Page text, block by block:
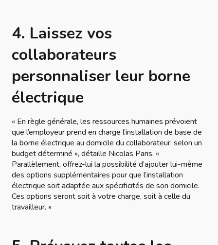
4. Laissez vos
collaborateurs
personnaliser leur borne
électrique
« En règle générale, les ressources humaines prévoient
que l’employeur prend en charge l’installation de base de
la borne électrique au domicile du collaborateur, selon un
budget déterminé », détaille Nicolas Paris. «
Parallèlement, offrez-lui la possibilité d’ajouter lui-même
des options supplémentaires pour que l’installation
électrique soit adaptée aux spécificités de son domicile.
Ces options seront soit à votre charge, soit à celle du
travailleur. »